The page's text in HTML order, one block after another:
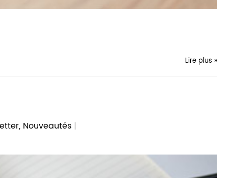
Lire plus »
, Nouveautés